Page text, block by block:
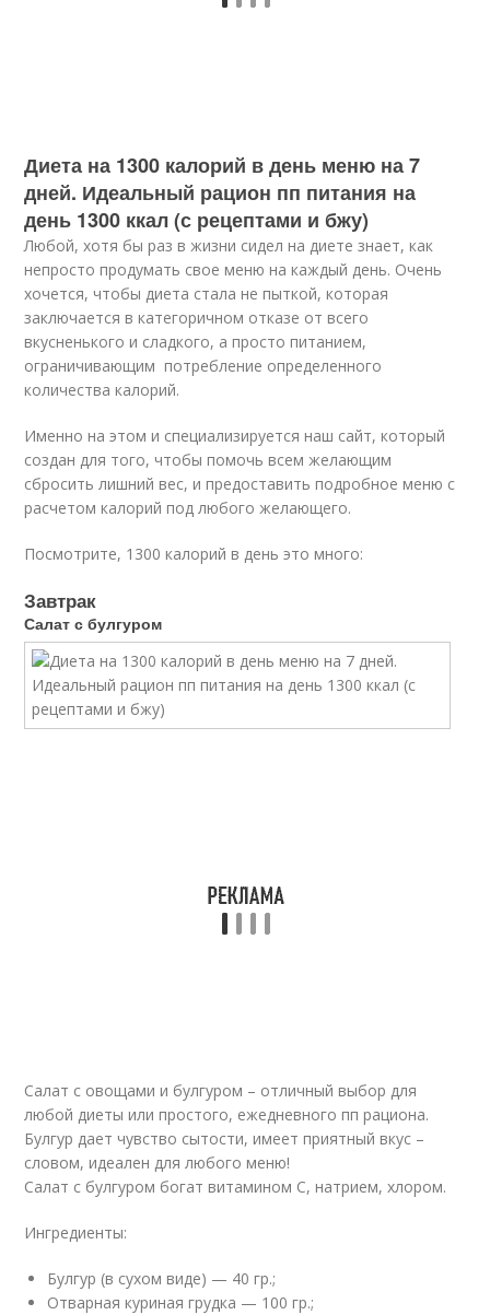
Диета на 1300 калорий в день меню на 7
дней. Идеальный рацион пп питания на
день 1300 ккал (с рецептами и бжу)
Любой, хотя бы раз в жизни сидел на диете знает, как
непросто продумать свое меню на каждый день. Очень
хочется, чтобы диета стала не пыткой, которая
заключается в категоричном отказе от всего
вкусненького и сладкого, а просто питанием,
ограничивающим потребление определенного
количества калорий.
Именно на этом и специализируется наш сайт, который
создан для того, чтобы помочь всем желающим
сбросить лишний вес, и предоставить подробное меню с
расчетом калорий под любого желающего.
Посмотрите, 1300 калорий в день это много:
Завтрак
Салат с булгуром
Салат с овощами и булгуром – отличный выбор для
любой диеты или простого, ежедневного пп рациона.
Булгур дает чувство сытости, имеет приятный вкус –
словом, идеален для любого меню!
Салат с булгуром богат витамином C, натрием, хлором.
Ингредиенты:
Булгур (в сухом виде) — 40 гр.;
Отварная куриная грудка — 100 гр.;